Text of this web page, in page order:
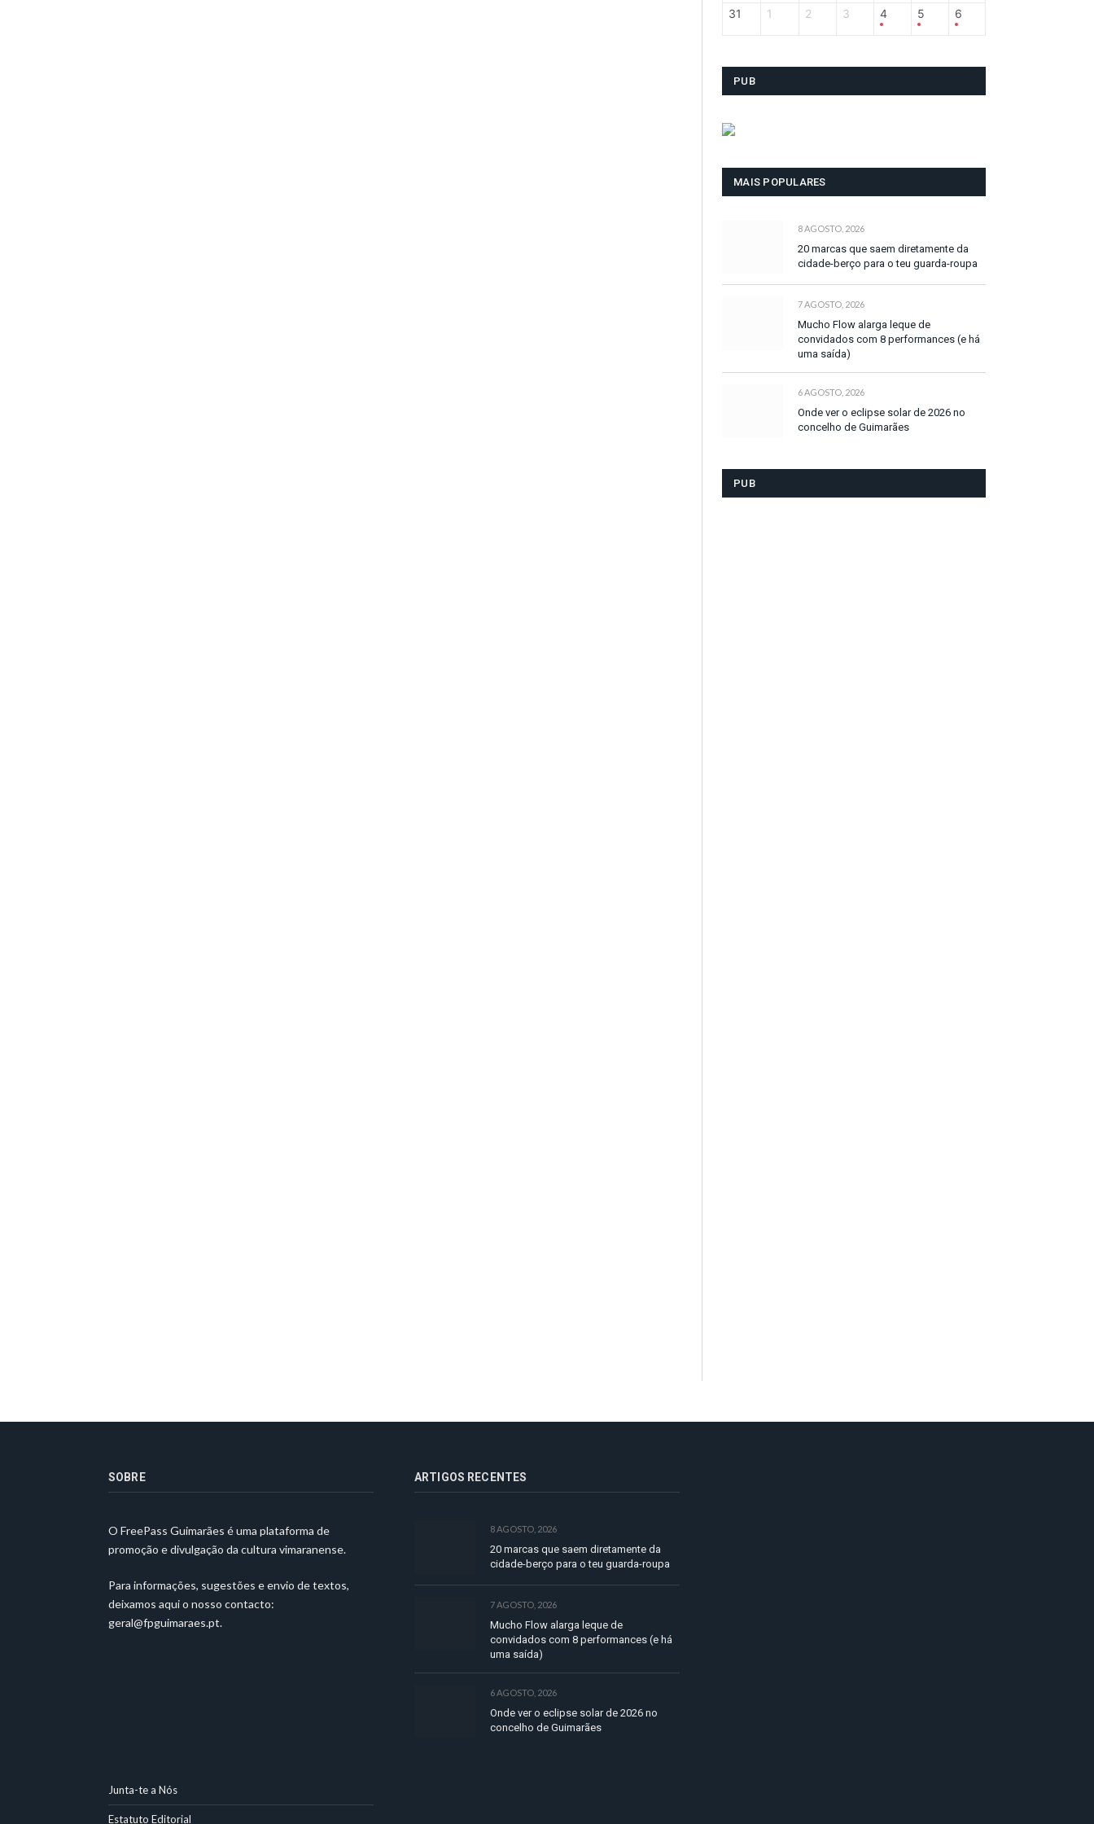
31 1 2 3 4 5 6
PUB
MAIS POPULARES
8 AGOSTO, 2026
20 marcas que saem diretamente da
cidade-berço para o teu guarda-roupa
7 AGOSTO, 2026
Mucho Flow alarga leque de
convidados com 8 performances (e há
uma saída)
6 AGOSTO, 2026
Onde ver o eclipse solar de 2026 no
concelho de Guimarães
PUB
SOBRE
O FreePass Guimarães é uma plataforma de
promoção e divulgação da cultura vimaranense.
Para informações, sugestões e envio de textos,
deixamos aqui o nosso contacto:
geral@fpguimaraes.pt.
ARTIGOS RECENTES
8 AGOSTO, 2026
20 marcas que saem diretamente da
cidade-berço para o teu guarda-roupa
7 AGOSTO, 2026
Mucho Flow alarga leque de
convidados com 8 performances (e há
uma saída)
6 AGOSTO, 2026
Onde ver o eclipse solar de 2026 no
concelho de Guimarães
Junta-te a Nós
Estatuto Editorial